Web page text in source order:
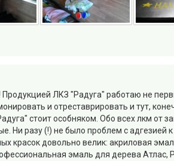
ЛКЗ "Радуга" работаю не
и отреставрировать и тут,
стоит особняком. Обо всех лкм от
Ни разу (!) не было проблем с адгезией
красок довольно велик: акриловая
эмаль для дерева Атлас,